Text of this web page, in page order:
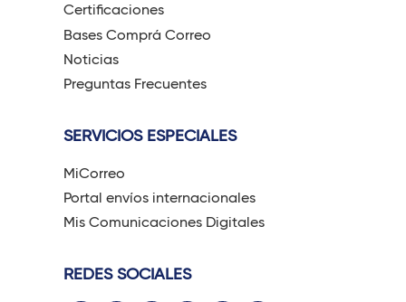
Certificaciones
Bases Comprá Correo
Noticias
Preguntas Frecuentes
SERVICIOS ESPECIALES
MiCorreo
Portal envíos internacionales
Mis Comunicaciones Digitales
REDES SOCIALES